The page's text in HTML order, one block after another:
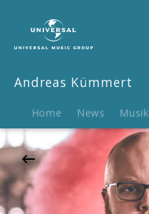
Kümmert
09.10.2026
2.0,
Palenberg,
21:00
Andreas Kümmert
Home News Musik